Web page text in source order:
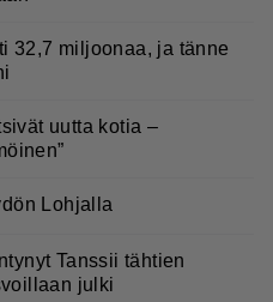
32,7 miljoonaa, ja tänne
uutta kotia –
Lohjalla
Tanssii tähtien
julki